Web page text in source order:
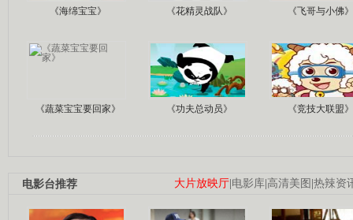
《海绵宝宝》 《花精灵战队》 《飞哥与小佛》
《蔬菜宝宝要回家》 《功夫总动员》 《竞技大联盟》
大片放映厅|电影库|高清美图 |热辣资
电影台推荐